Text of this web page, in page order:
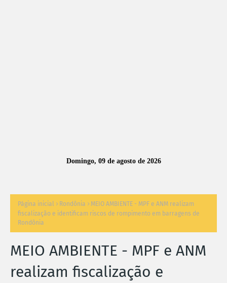
Domingo, 09 de agosto de 2026
Página inicial Rondônia
MEIO AMBIENTE - MPF e ANM realizam
fiscalização e identificam riscos de rompimento em barragens de
Rondônia
MEIO AMBIENTE - MPF e ANM
realizam fiscalização e